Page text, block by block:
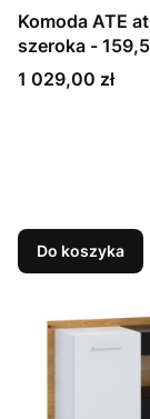
Komoda ATE
szeroka -
Cena
1 029,00 zł
Do koszyka